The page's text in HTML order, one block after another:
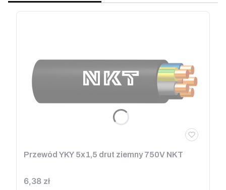
Przewód YKY 5x1,5 drut ziemny 750V NKT
Cena
6,38 zł